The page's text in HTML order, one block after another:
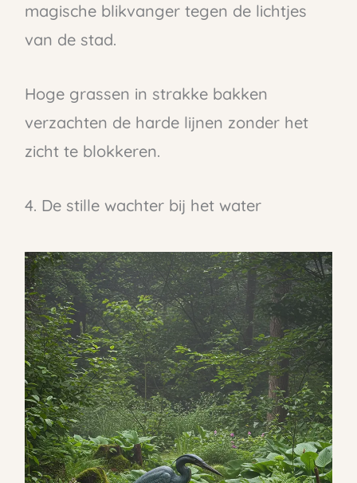
magische blikvanger tegen de lichtjes
van de stad.
Hoge grassen in strakke bakken
verzachten de harde lijnen zonder het
zicht te blokkeren.
4. De stille wachter bij het water